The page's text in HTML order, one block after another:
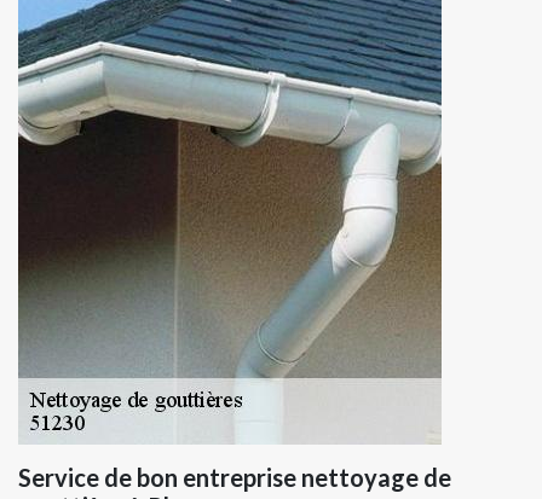
Service de bon entreprise nettoyage de